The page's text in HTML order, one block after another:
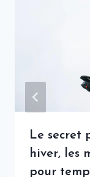
Le secret
hiver, les
pour